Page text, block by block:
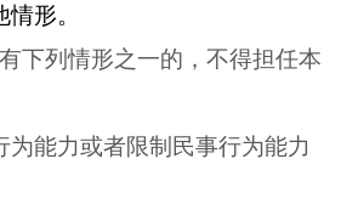
形。
有下列情形之一的，不得担任本
为能力或者限制民事行为能力